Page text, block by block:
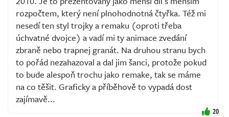
rozpočtem, který není plnohodnotná čtyřka. Též mi
nesedí ten styl trojky a remaku (oproti třeba
úchvatné dvojce) a vadí mi ty animace zvedání
zbraně nebo trapnej granát. Na druhou stranu bych
to pořád nezahazoval a dal jim šanci, protože pokud
to bude alespoň trochu jako remake, tak se máme
na co těšit. Graficky a příběhově to vypadá dost
zajímavě...
20